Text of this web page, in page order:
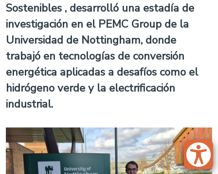
Sostenibles , desarrolló una estadía de
investigación en el PEMC Group de la
Universidad de Nottingham, donde
trabajó en tecnologías de conversión
energética aplicadas a desafíos como el
hidrógeno verde y la electrificación
industrial.